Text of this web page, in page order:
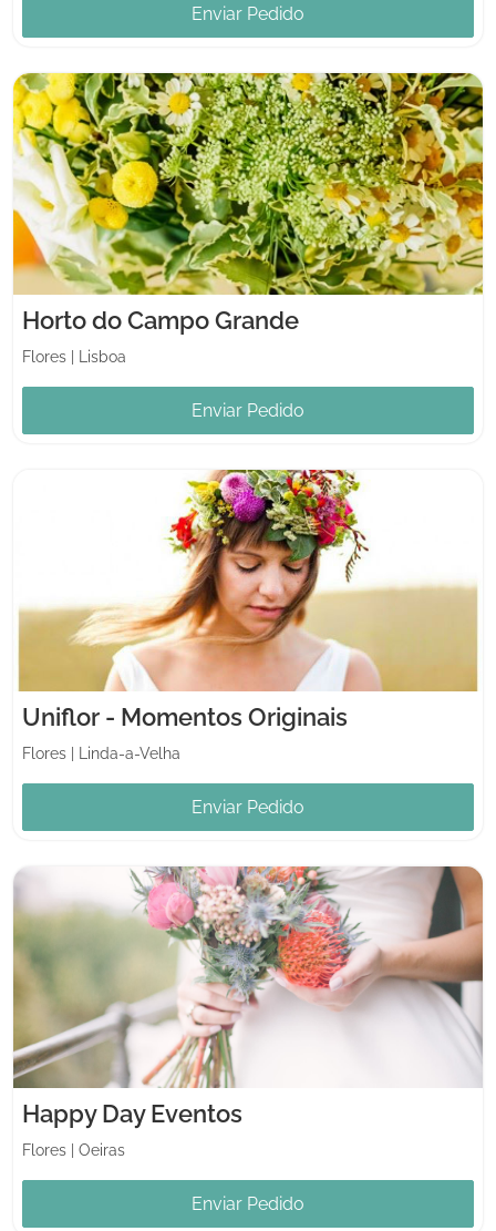
Enviar Pedido
Horto do Campo Grande
Flores Lisboa
Enviar Pedido
Uniflor - Momentos Originais
Flores Linda-a-Velha
Enviar Pedido
Happy Day Eventos
Flores Oeiras
Enviar Pedido